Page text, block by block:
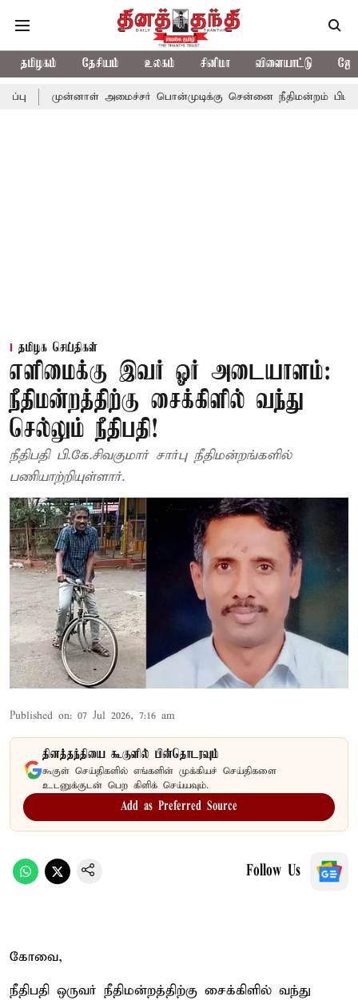
தமிழகம் தேசியம் உலகம் சினிமா விளையாட்டு
அமைச்சர் பொன்முடிக்கு சென்னை நீதிமன்றம் பிடிவாராண்ட்
தமிழக செய்திகள்
எளிமைக்கு இவர் ஓர் அடையாளம்:
நீதிமன்றத்திற்கு சைக்கிளில் வந்து
செல்லும் நீதிபதி!
நீதிபதி பி.கே.சிவகுமார் சார்பு நீதிமன்றங்களில்
பணியாற்றியுள்ளார்.
Published on: 07 Jul 2026, 7:16 am
தினத்தந்தியை கூகுளில் பின்தொடரவும்
கூகுள் செய்திகளில் எங்களின் முக்கியச் செய்திகளை
உடனுக்குடன் பெற கிளிக் செய்யவும்.
Add as Preferred Source
Follow Us
கோவை,
நீதிபதி ஒருவர் நீதிமன்றத்திற்கு சைக்கிளில் வந்து